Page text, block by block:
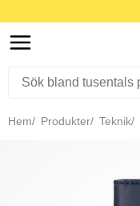
Hem Produkter Teknik